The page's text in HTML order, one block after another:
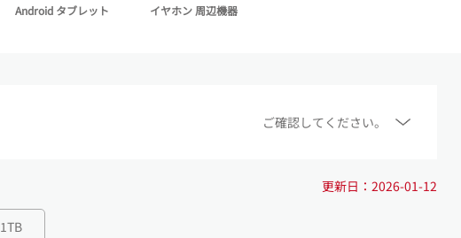
Android タブレット イヤホン 周辺機器
ご確認してください。
更新日：2026-01-12
1TB